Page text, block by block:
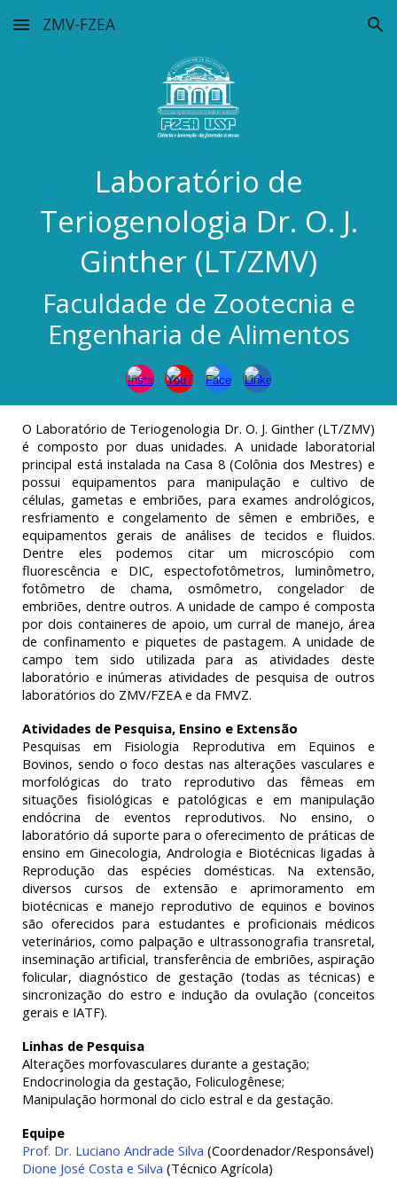
Skip to main content Skip to navigation
ZMV-FZEA
Laboratório de
Teriogenologia Dr. O. J.
Ginther (LT/ZMV)
Faculdade de Zootecnia e
Engenharia de Alimentos
O Laboratório de Teriogenologia Dr. O. J. Ginther (LT/ZMV)
é composto por duas unidades. A unidade laboratorial
principal está instalada na Casa 8 (Colônia dos Mestres) e
possui equipamentos para manipulação e cultivo de
células, gametas e embriões, para exames andrológicos,
resfriamento e congelamento de sêmen e embriões, e
equipamentos gerais de análises de tecidos e fluidos.
Dentre eles podemos citar um microscópio com
fluorescência e DIC, espectofotômetros, luminômetro,
fotômetro de chama, osmômetro, congelador de
embriões, dentre outros. A unidade de campo é composta
por dois containeres de apoio, um curral de manejo, área
de confinamento e piquetes de pastagem. A unidade de
campo tem sido utilizada para as atividades deste
laboratório e inúmeras atividades de pesquisa de outros
laboratórios do ZMV/FZEA e da FMVZ.
Atividades de Pesquisa, Ensino e Extensão
Pesquisas em Fisiologia Reprodutiva em Equinos e
Bovinos, sendo o foco destas nas alterações vasculares e
morfológicas do trato reprodutivo das fêmeas em
situações fisiológicas e patológicas e em manipulação
endócrina de eventos reprodutivos. No ensino, o
laboratório dá suporte para o oferecimento de práticas de
ensino em Ginecologia, Andrologia e Biotécnicas ligadas à
Reprodução das espécies domésticas. Na extensão,
diversos cursos de extensão e aprimoramento em
biotécnicas e manejo reprodutivo de equinos e bovinos
são oferecidos para estudantes e proficionais médicos
veterinários, como palpação e ultrassonografia transretal,
inseminação artificial, transferência de embriões, aspiração
folicular, diagnóstico de gestação (todas as técnicas) e
sincronização do estro e indução da ovulação (conceitos
gerais e IATF).
Linhas de Pesquisa
Alterações morfovasculares durante a gestação;
Endocrinologia da gestação, Foliculogênese;
Manipulação hormonal do ciclo estral e da gestação.
Equipe
Prof. Dr. Luciano Andrade Silva (Coordenador/Responsável)
Dione José Costa e Silva (Técnico Agrícola)